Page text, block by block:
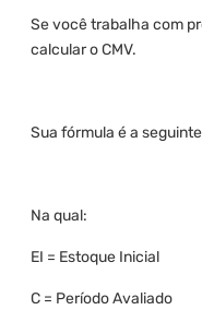
Se você trabalha com
calcular o CMV.
Sua fórmula é a
Na qual:
EI = Estoque Inicial
C = Período Avaliado